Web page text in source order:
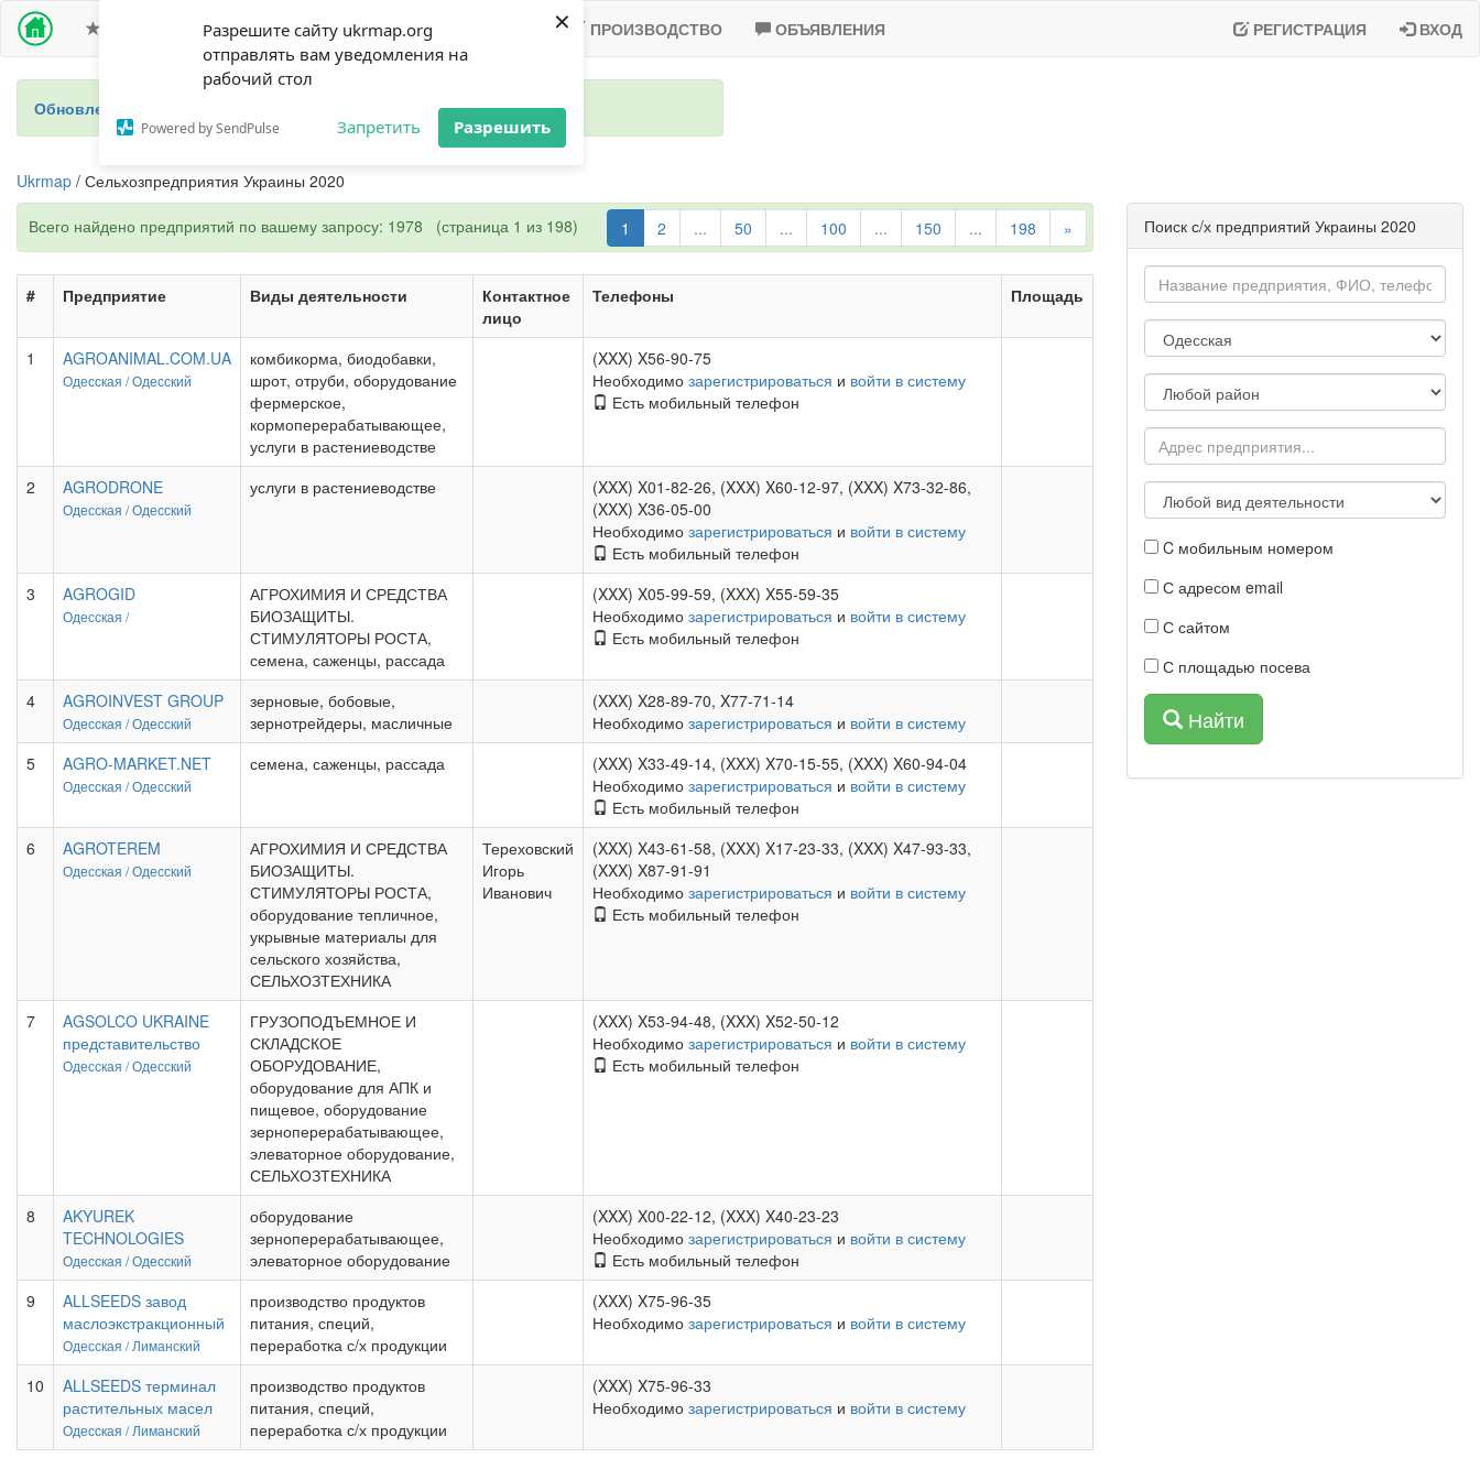
Разрешите сайту ukrmap.org
отправлять вам уведомления на
рабочий стол
Powered by SendPulse Запретить Разрешить
×
ПРЕМИУМ ДОСТУП СЕЛЬХОЗПРЕДПРИЯТИЯ-2020 ПРОИЗВОДСТВО ОБЪЯВЛЕНИЯ РЕГИСТРАЦИЯ ВХОД
Обновление 2024 - новый справочник фермеров Украины
Ukrmap / Сельхозпредприятия Украины 2020
Всего найдено предприятий по вашему запросу: 1978 (страница 1 из 198) 1 2 ... 50 ... 100 ... 150 ... 198 »
# Предприятие Виды деятельности
Контактное
лицо
Телефоны Площадь
1 AGROANIMAL.COM.UA
Одесская /Одесский
комбикорма, биодобавки,
шрот, отруби, оборудование
фермерское,
кормоперерабатывающее,
услуги в растениеводстве
(XXX) X56-90-75
Необходимо зарегистрироваться и войти в систему
Есть мобильный телефон
2 AGRODRONE
Одесская /Одесский
услуги в растениеводстве
(XXX) X01-82-26, (XXX) X60-12-97, (XXX) X73-32-86,
(XXX) X36-05-00
Необходимо зарегистрироваться и войти в систему
Есть мобильный телефон
3
AGROGID
Одесская /
АГРОХИМИЯ И СРЕДСТВА
БИОЗАЩИТЫ.
СТИМУЛЯТОРЫ РОСТА,
семена, саженцы, рассада
(XXX) X05-99-59, (XXX) X55-59-35
Необходимо зарегистрироваться и войти в систему
Есть мобильный телефон
4 AGROINVEST GROUP
Одесская /Одесский
зерновые, бобовые,
зернотрейдеры, масличные
(XXX) X28-89-70, X77-71-14
Необходимо зарегистрироваться и войти в систему
5
AGRO-MARKET.NET
Одесская /Одесский
семена, саженцы, рассада
(XXX) X33-49-14, (XXX) X70-15-55, (XXX) X60-94-04
Необходимо зарегистрироваться и войти в систему
Есть мобильный телефон
6
AGROTEREM
Одесская /Одесский
АГРОХИМИЯ И СРЕДСТВА
БИОЗАЩИТЫ.
СТИМУЛЯТОРЫ РОСТА,
оборудование тепличное,
укрывные материалы для
сельского хозяйства,
СЕЛЬХОЗТЕХНИКА
Тереховский
Игорь
Иванович
(XXX) X43-61-58, (XXX) X17-23-33, (XXX) X47-93-33,
(XXX) X87-91-91
Необходимо зарегистрироваться и войти в систему
Есть мобильный телефон
7
AGSOLCO UKRAINE
представительство
Одесская /Одесский
ГРУЗОПОДЪЕМНОЕ И
СКЛАДСКОЕ
ОБОРУДОВАНИЕ,
оборудование для АПК и
пищевое, оборудование
зерноперерабатывающее,
элеваторное оборудование,
СЕЛЬХОЗТЕХНИКА
(XXX) X53-94-48, (XXX) X52-50-12
Необходимо зарегистрироваться и войти в систему
Есть мобильный телефон
8
AKYUREK
TECHNOLOGIES
Одесская /Одесский
оборудование
зерноперерабатывающее,
элеваторное оборудование
(XXX) X00-22-12, (XXX) X40-23-23
Необходимо зарегистрироваться и войти в систему
Есть мобильный телефон
9
ALLSEEDS завод
маслоэкстракционный
Одесская /Лиманский
производство продуктов
питания, специй,
переработка с/х продукции
(XXX) X75-96-35
Необходимо зарегистрироваться и войти в систему
10
ALLSEEDS терминал
растительных масел
Одесская /Лиманский
производство продуктов
питания, специй,
переработка с/х продукции
(XXX) X75-96-33
Необходимо зарегистрироваться и войти в систему
Поиск с/х предприятий Украины 2020
C мобильным номером
С адресом email
С сайтом
С площадью посева
Найти